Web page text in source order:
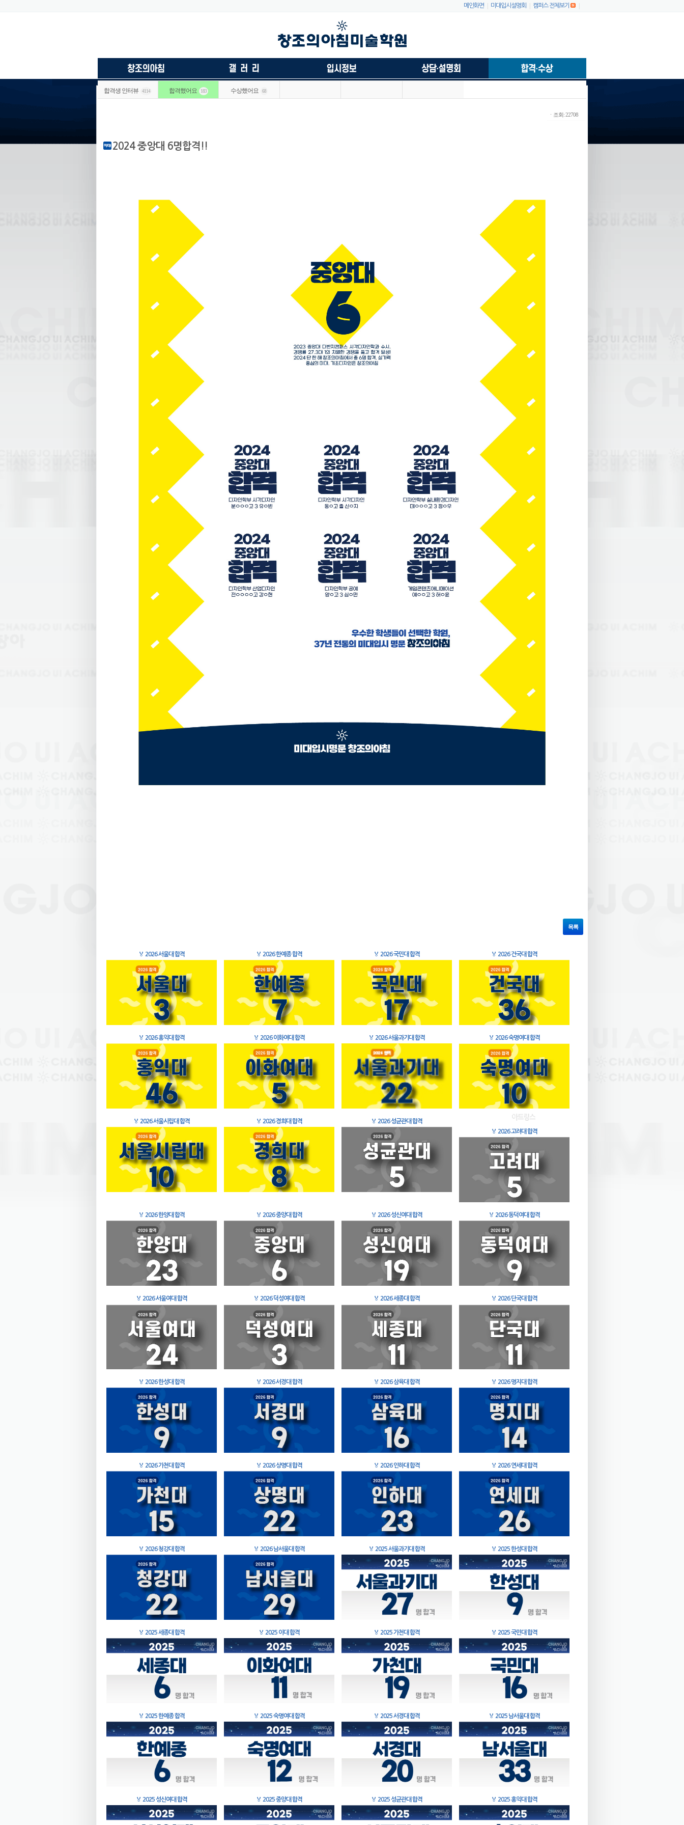
메인화면 미대입시설명회 캠퍼스 전체보기
합격생 인터뷰 4114 합격했어요 183 수상했어요 68
ㆍ조회: 22708
2024 중앙대 6명합격!!
목록
🏅 2026 서울대 합격 🏅 2026 한예종 합격 🏅 2026 국민대 합격 🏅 2026 건국대 합격
🏅 2026 홍익대 합격 🏅 2026 이화여대 합격 🏅 2026 서울과기대 합격 🏅 2026 숙명여대 합격
🏅 2026 서울시립대 합격 🏅 2026 경희대 합격 🏅 2026 성균관대 합격
🏅 2026 고려대 합격
🏅 2026 한양대 합격 🏅 2026 중앙대 합격 🏅 2026 성신여대 합격 🏅 2026 동덕여대 합격
🏅 2026 서울여대 합격 🏅 2026 덕성여대 합격 🏅 2026 세종대 합격 🏅 2026 단국대 합격
🏅 2026 한성대 합격 🏅 2026 서경대 합격 🏅 2026 삼육대 합격 🏅 2026 명지대 합격
🏅 2026 가천대 합격 🏅 2026 상명대 합격 🏅 2026 인하대 합격 🏅 2026 연세대 합격
🏅 2026 청강대 합격 🏅 2026 남서울대 합격 🏅 2025 서울과기대 합격 🏅 2025 한성대 합격
🏅 2025 세종대 합격 🏅 2025 이대 합격 🏅 2025 가천대 합격 🏅 2025 국민대 합격
🏅 2025 한예종 합격 🏅 2025 숙명여대 합격 🏅 2025 서경대 합격 🏅 2025 남서울대 합격
🏅 2025 성신여대 합격 🏅 2025 중앙대 합격 🏅 2025 성균관대 합격 🏅 2025 홍익대 합격